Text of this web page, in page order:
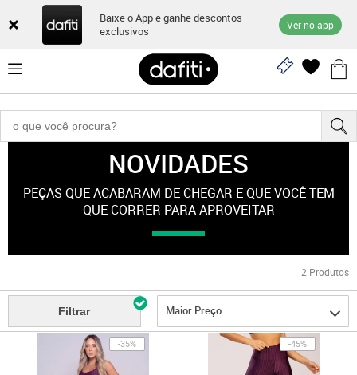
Baixe o App e ganhe descontos
exclusivos
Ver no app
"esporte-feminino"NOVIDADES
PEÇAS QUE ACABARAM DE CHEGAR E QUE VOCÊ TEM
QUE CORRER PARA APROVEITAR
2 Produtos
Filtrar Maior Preço
-35% -45%